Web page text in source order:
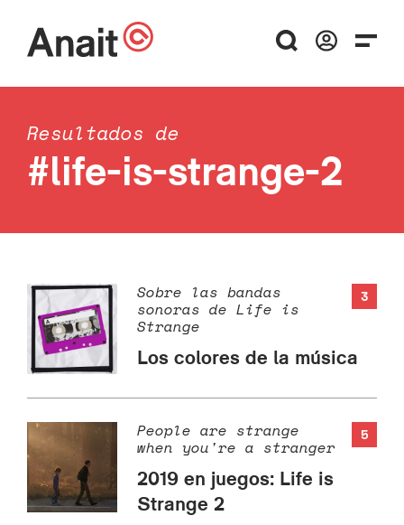
Resultados de
#life-is-strange-2
3
Sobre las bandas
sonoras de Life is
Strange
Los colores de la música
5
People are strange
when you're a stranger
2019 en juegos: Life is
Strange 2